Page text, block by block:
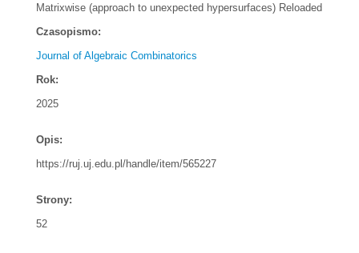
Matrixwise (approach to unexpected hypersurfaces) Reloaded
Czasopismo:
Journal of Algebraic Combinatorics
Rok:
2025
Opis:
https://ruj.uj.edu.pl/handle/item/565227
Strony:
52